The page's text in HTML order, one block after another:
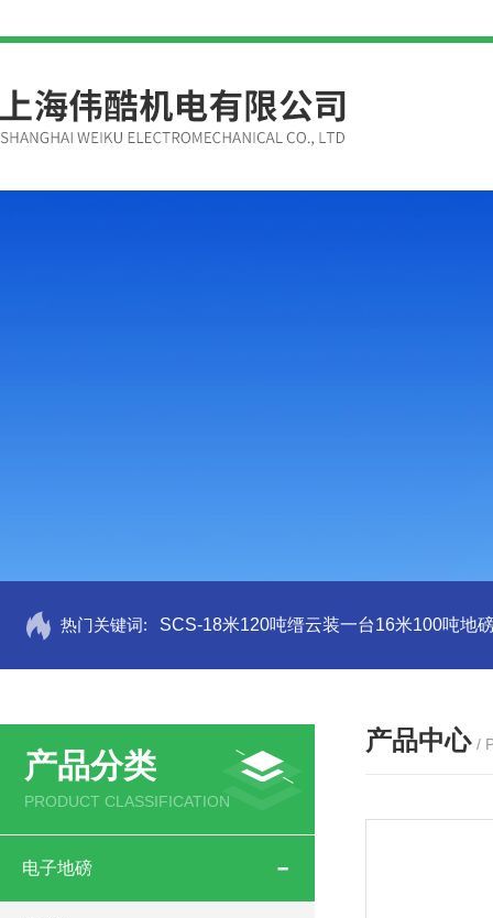
热门关键词: SCS-18米120吨缙云装一台16米100吨地
产品分类
PRODUCT CLASSIFICATION
电子地磅
产品中心 /